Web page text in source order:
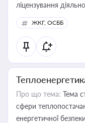
ліцензування
ЖКГ, ОСББ
Про що тема: Тема
сфери
енергетичної